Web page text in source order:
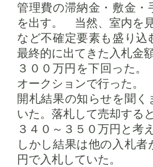
管理費の滞納金・敷金
を出す。 当然、室内を
など不確定要素も盛り
最終的に出てきた入札金
３００万円を下回った
オークションで行った。
開札結果の知らせを聞
いた。落札して売却する
３４０～３５０万円と考
しかし結果は他の入札
円で入札していた。